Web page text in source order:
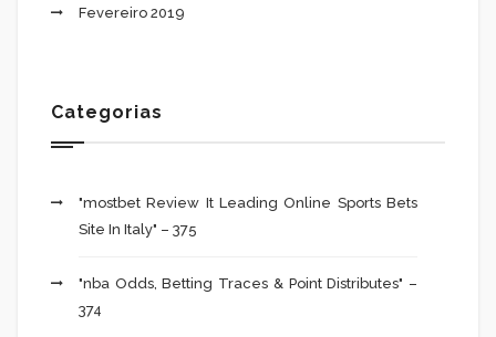
Fevereiro 2019
Categorias
"mostbet Review It Leading Online Sports Bets
Site In Italy" – 375
"nba Odds, Betting Traces & Point Distributes" –
374